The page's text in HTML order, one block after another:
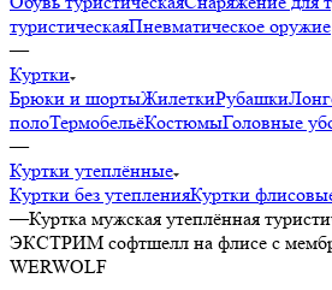
туристическаяПневматическое оружие
—
Куртки
Брюки и шортыЖилеткиРубашки
полоТермобельёКостюмыГоловные
—
Куртки утеплённые
Куртки без утепленияКуртки
—Куртка мужская утеплённая
ЭКСТРИМ софтшелл на флисе с
WERWOLF